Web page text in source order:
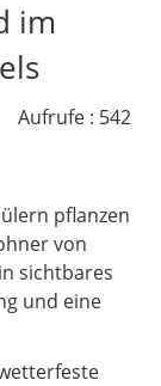
im
Aufrufe : 542
pflanzen
von
sichtbares
und eine